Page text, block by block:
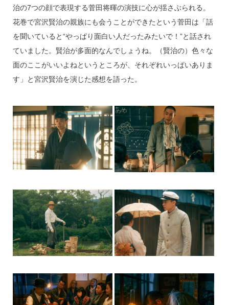
治の7つの顔で表現する菅田将暉の演技に心が揺さぶられる。
花巻で宮沢賢治の親族にも会うことができたという菅田は「話
を聞いていると“やっぱり面白い人だったみたいで！”と話され
ていました。賢治が多面的なんでしょうね。（賢治の）色々な
面のここがいいよねというところが、それぞれいっぱいありま
す」と宮沢賢治を演じた感想を語った。